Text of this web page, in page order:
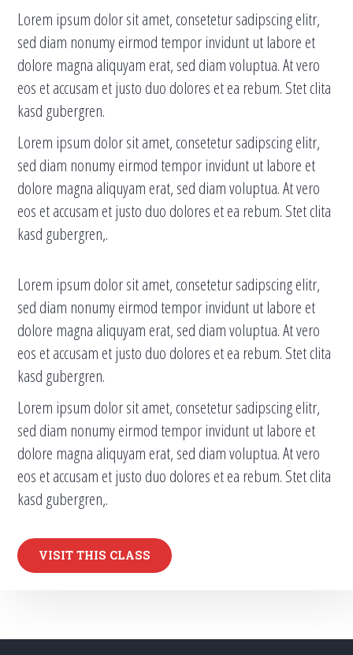
Lorem ipsum dolor sit amet, consetetur sadipscing elitr,
sed diam nonumy eirmod tempor invidunt ut labore et
dolore magna aliquyam erat, sed diam voluptua. At vero
eos et accusam et justo duo dolores et ea rebum. Stet clita
kasd gubergren.
Lorem ipsum dolor sit amet, consetetur sadipscing elitr,
sed diam nonumy eirmod tempor invidunt ut labore et
dolore magna aliquyam erat, sed diam voluptua. At vero
eos et accusam et justo duo dolores et ea rebum. Stet clita
kasd gubergren,.
Lorem ipsum dolor sit amet, consetetur sadipscing elitr,
sed diam nonumy eirmod tempor invidunt ut labore et
dolore magna aliquyam erat, sed diam voluptua. At vero
eos et accusam et justo duo dolores et ea rebum. Stet clita
kasd gubergren.
Lorem ipsum dolor sit amet, consetetur sadipscing elitr,
sed diam nonumy eirmod tempor invidunt ut labore et
dolore magna aliquyam erat, sed diam voluptua. At vero
eos et accusam et justo duo dolores et ea rebum. Stet clita
kasd gubergren,.
VISIT THIS CLASS